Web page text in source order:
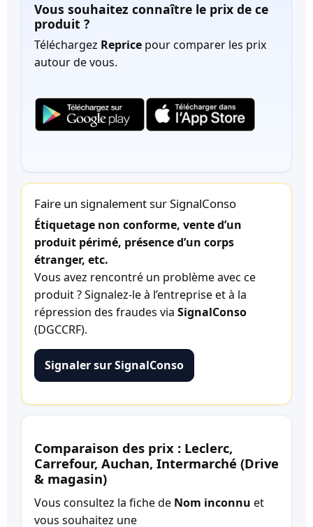
Vous souhaitez connaître le prix de ce
produit ?
Téléchargez Reprice pour comparer les prix
autour de vous.
Faire un signalement sur SignalConso
Étiquetage non conforme, vente d’un
produit périmé, présence d’un corps
étranger, etc.
Vous avez rencontré un problème avec ce
produit ? Signalez-le à l’entreprise et à la
répression des fraudes via SignalConso
(DGCCRF).
Signaler sur SignalConso
Comparaison des prix : Leclerc,
Carrefour, Auchan, Intermarché (Drive
& magasin)
Vous consultez la fiche de Nom inconnu et
vous souhaitez une